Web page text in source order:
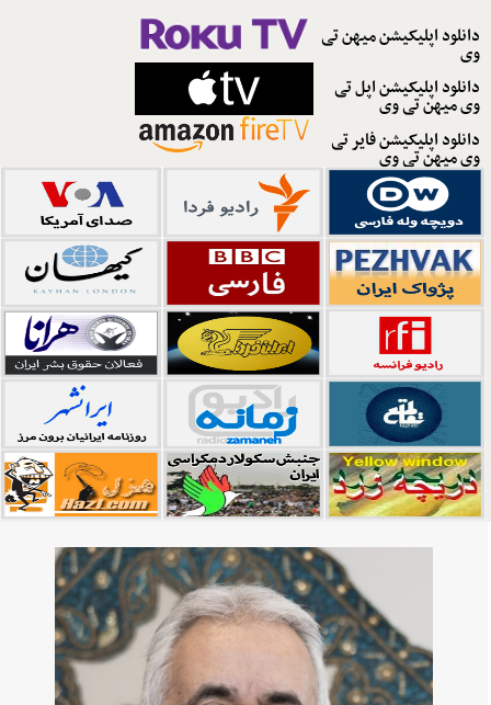
دانلود اپلیکیشن میهن تی
وی
دانلود اپلیکیشن اپل تی
وی میهن تی وی
دانلود اپلیکیشن فایر تی
وی میهن تی وی